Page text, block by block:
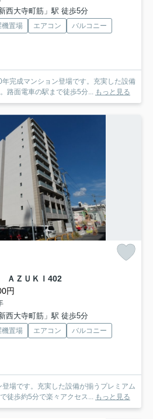
西大寺町筋」駅 徒歩5分
機置場 エアコン
バルコニー
完成マンション登場です。充実した設備
路面電車の駅まで徒歩5分... もっと見る
ＺＵＫＩ 402
円
西大寺町筋」駅 徒歩5分
機置場 エアコン
バルコニー
場です。充実した設備が揃うプレミアム
徒歩約5分で楽々アクセス... もっと見る